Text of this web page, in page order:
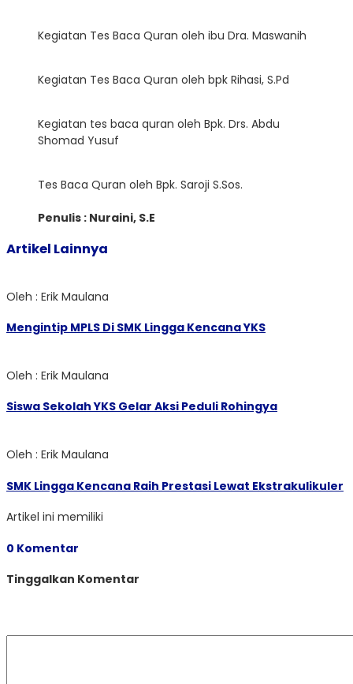
Kegiatan Tes Baca Quran oleh ibu Dra. Maswanih
Kegiatan Tes Baca Quran oleh bpk Rihasi, S.Pd
Kegiatan tes baca quran oleh Bpk. Drs. Abdu
Shomad Yusuf
Tes Baca Quran oleh Bpk. Saroji S.Sos.
Penulis : Nuraini, S.E
Artikel Lainnya
Oleh : Erik Maulana
Mengintip MPLS Di SMK Lingga Kencana YKS
Oleh : Erik Maulana
Siswa Sekolah YKS Gelar Aksi Peduli Rohingya
Oleh : Erik Maulana
SMK Lingga Kencana Raih Prestasi Lewat Ekstrakulikuler
Artikel ini memiliki
0 Komentar
Tinggalkan Komentar